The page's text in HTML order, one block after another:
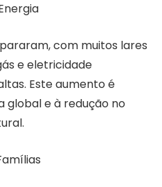
com muitos lares
e eletricidade
Este aumento é
global e à redução no